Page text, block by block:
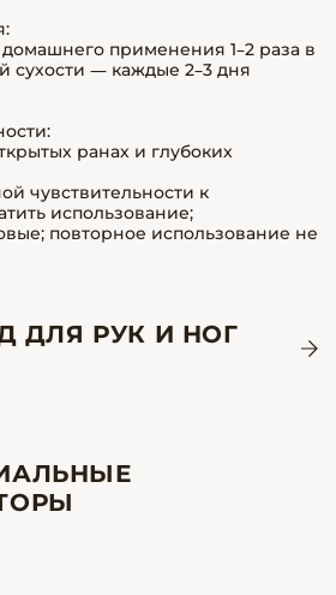
применения 1–2 раза в
сухости — каждые 2–3 дня
ранах и глубоких
чувствительности к
использование;
повторное использование не
ДЛЯ РУК И НОГ